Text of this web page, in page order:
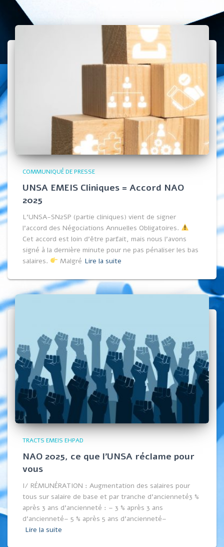
COMMUNIQUÉ DE PRESSE
UNSA EMEIS Cliniques = Accord NAO
2025
L’UNSA-SN2SP (partie cliniques) vient de signer
l’accord des Négociations Annuelles Obligatoires.
Cet accord est loin d’être parfait, mais nous l’avons
signé à la dernière minute pour ne pas pénaliser les bas
salaires.
Malgré Lire la suite
TRACTS EMEIS EHPAD
NAO 2025, ce que l’UNSA réclame pour
vous
I/ RÉMUNÉRATION : Augmentation des salaires pour
tous sur salaire de base et par tranche d’ancienneté3 %
après 3 ans d’ancienneté : – 3 % après 3 ans
d’ancienneté– 5 % après 5 ans d’ancienneté–
Lire la suite